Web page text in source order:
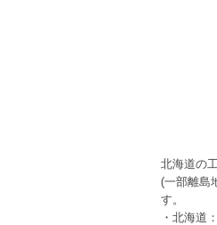
北海道の
(一部離島
す。
・北海道